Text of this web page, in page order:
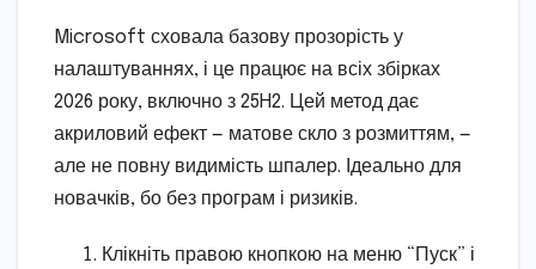
Microsoft сховала базову прозорість у
налаштуваннях, і це працює на всіх збірках
2026 року, включно з 25H2. Цей метод дає
акриловий ефект — матове скло з розмиттям, —
але не повну видимість шпалер. Ідеально для
новачків, бо без програм і ризиків.
Клікніть правою кнопкою на меню “Пуск” і